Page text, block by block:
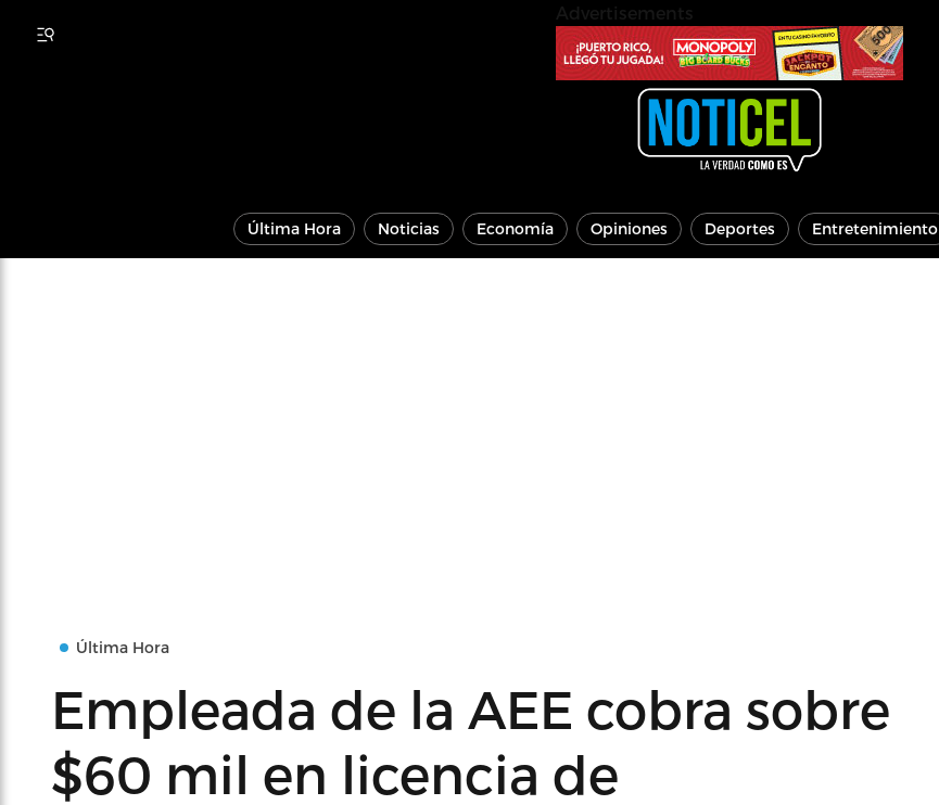
Última Hora Noticias Economía Opiniones Deportes Entretenimiento
Última Hora
Empleada de la AEE cobra sobre
$60 mil en licencia de